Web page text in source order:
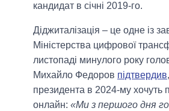
кандидат в січні 2019-го.
Діджиталізація – це одне із
Міністерства цифрової
листопаді минулого року
Михайло Федоров підтвердив
президента в 2024-му хочуть
онлайн: «Ми з першого дня